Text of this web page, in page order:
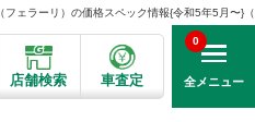
ェラーリ）の価格スペック情報{令和5年5月〜}
店舗検索 車査定 全メニュー
0